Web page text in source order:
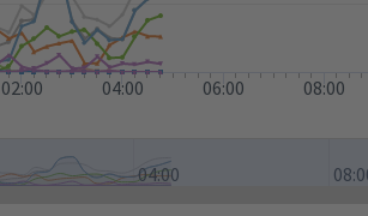
02:00 04:00 06:00 08:00
04:00